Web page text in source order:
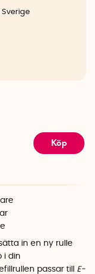
Köp
in en ny rulle
i din
passar till E-